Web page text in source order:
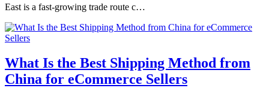
East is a fast-growing trade route c…
What Is the Best Shipping Method from
China for eCommerce Sellers